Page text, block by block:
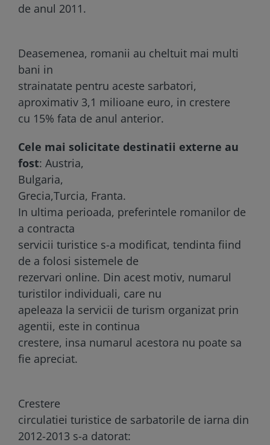
de anul 2011.
Deasemenea, romanii au cheltuit mai multi
bani in
strainatate pentru aceste sarbatori,
aproximativ 3,1 milioane euro, in crestere
cu 15% fata de anul anterior.
Cele mai solicitate destinatii externe au
fost: Austria,
Bulgaria,
Grecia,Turcia, Franta.
In ultima perioada, preferintele romanilor de
a contracta
servicii turistice s-a modificat, tendinta fiind
de a folosi sistemele de
rezervari online. Din acest motiv, numarul
turistilor individuali, care nu
apeleaza la servicii de turism organizat prin
agentii, este in continua
crestere, insa numarul acestora nu poate sa
fie apreciat.
Crestere
circulatiei turistice de sarbatorile de iarna din
2012-2013 s-a datorat: